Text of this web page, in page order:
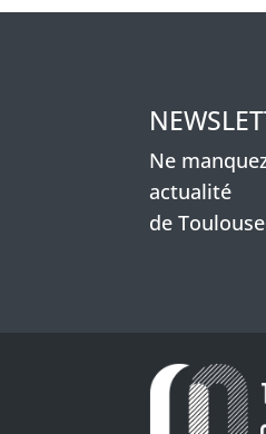
Ne
actualité
de